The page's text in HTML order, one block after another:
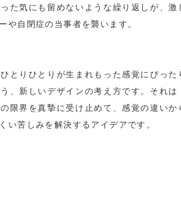
た気にも留めないような繰り返しが、激
や自閉症の当事者を襲います。
とりひとりが生まれもった感覚にぴった
、新しいデザインの考え方です。それは
限界を真摯に受け止めて、感覚の違いか
い苦しみを解決するアイデアです。